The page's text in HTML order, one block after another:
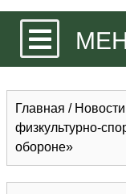
Главная / Новости
физкультурно-
обороне»